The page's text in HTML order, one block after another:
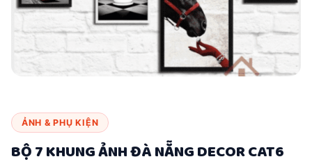
ẢNH & PHỤ KIỆN
BỘ 7 KHUNG ẢNH ĐÀ NẴNG DECOR CAT6